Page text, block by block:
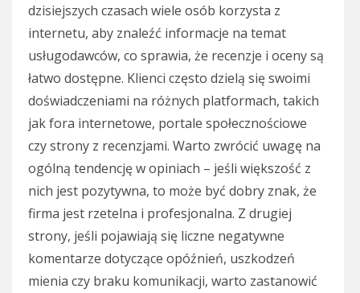
dzisiejszych czasach wiele osób korzysta z
internetu, aby znaleźć informacje na temat
usługodawców, co sprawia, że recenzje i oceny są
łatwo dostępne. Klienci często dzielą się swoimi
doświadczeniami na różnych platformach, takich
jak fora internetowe, portale społecznościowe
czy strony z recenzjami. Warto zwrócić uwagę na
ogólną tendencję w opiniach – jeśli większość z
nich jest pozytywna, to może być dobry znak, że
firma jest rzetelna i profesjonalna. Z drugiej
strony, jeśli pojawiają się liczne negatywne
komentarze dotyczące opóźnień, uszkodzeń
mienia czy braku komunikacji, warto zastanowić